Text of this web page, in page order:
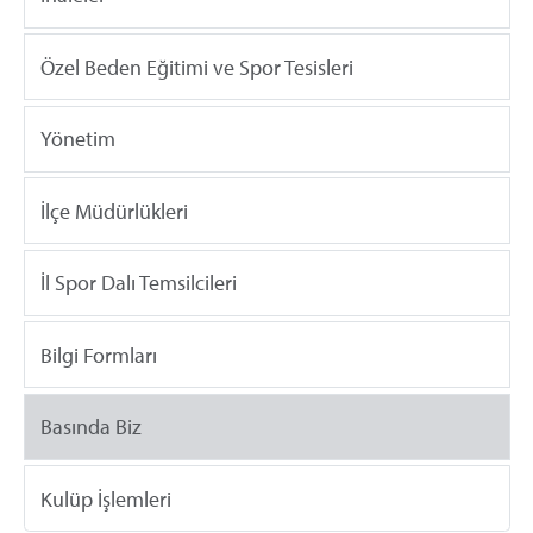
Özel Beden Eğitimi ve Spor Tesisleri
Yönetim
İlçe Müdürlükleri
İl Spor Dalı Temsilcileri
Bilgi Formları
Basında Biz
Kulüp İşlemleri